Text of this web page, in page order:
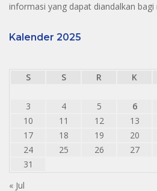
informasi yang dapat diandalkan bagi
Kalender 2025
S
S R K
3
4 5 6
10
11 12 13
17
18 19 20
24
25 26 27
31
« Jul